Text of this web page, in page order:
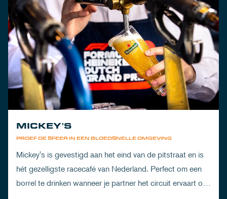
PROEF DE SFEER IN EEN BLOEDSNELLE OMGEVING
MICKEY'S
Mickey's is gevestigd aan het eind van de pitstraat en is
hét gezelligste racecafé van Nederland. Perfect om een
borrel te drinken wanneer je partner het circuit ervaart of